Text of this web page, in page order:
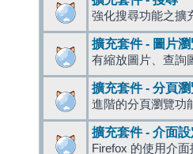
強化搜尋功能之擴
擴充套件 - 圖片瀏
有縮放圖片、查詢
擴充套件 - 分頁瀏
進階的分頁瀏覽功
擴充套件 - 介面設
Firefox 的使用介